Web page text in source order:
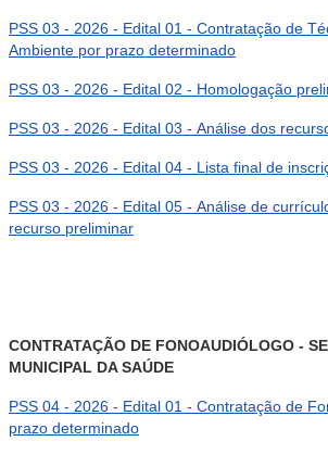
PSS 03 - 2026 - Edital 01 - Contratação de
Ambiente por prazo determinado
PSS 03 - 2026 - Edital 02 - Homologação
PSS 03 - 2026 - Edital 03 - Análise dos
PSS 03 - 2026 - Edital 04 - Lista final de
PSS 03 - 2026 - Edital 05 - Análise de
recurso preliminar
CONTRATAÇÃO DE FONOAUDIÓLOGO -
MUNICIPAL DA SAÚDE
PSS 04 - 2026 - Edital 01 - Contratação de
prazo determinado